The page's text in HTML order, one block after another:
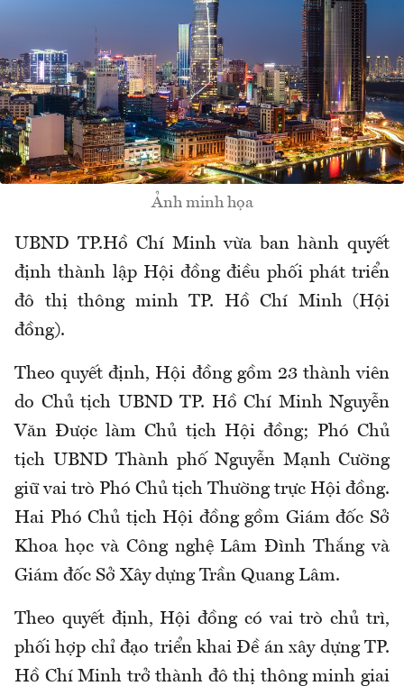
Ảnh minh họa
UBND TP.Hồ Chí Minh vừa ban hành quyết
định thành lập Hội đồng điều phối phát triển
đô thị thông minh TP. Hồ Chí Minh (Hội
đồng).
Theo quyết định, Hội đồng gồm 23 thành viên
do Chủ tịch UBND TP. Hồ Chí Minh Nguyễn
Văn Được làm Chủ tịch Hội đồng; Phó Chủ
tịch UBND Thành phố Nguyễn Mạnh Cường
giữ vai trò Phó Chủ tịch Thường trực Hội đồng.
Hai Phó Chủ tịch Hội đồng gồm Giám đốc Sở
Khoa học và Công nghệ Lâm Đình Thắng và
Giám đốc Sở Xây dựng Trần Quang Lâm.
Theo quyết định, Hội đồng có vai trò chủ trì,
phối hợp chỉ đạo triển khai Đề án xây dựng TP.
Hồ Chí Minh trở thành đô thị thông minh giai